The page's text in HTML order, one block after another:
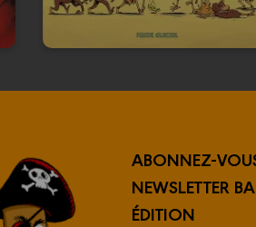
En voir +
ABONNEZ-
NEWSLETTER
ÉDITION